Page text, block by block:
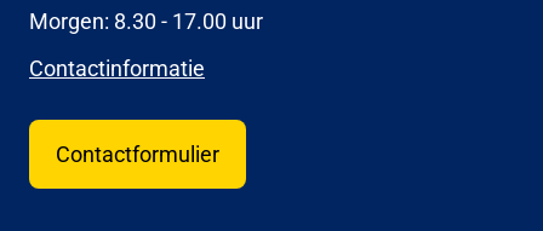
Morgen: 8.30 - 17.00 uur
Contactinformatie
Contactformulier